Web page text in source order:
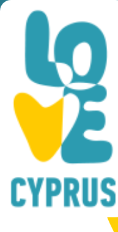
You are here: Home »
KAPILIO TOU
KAPILIO TOU